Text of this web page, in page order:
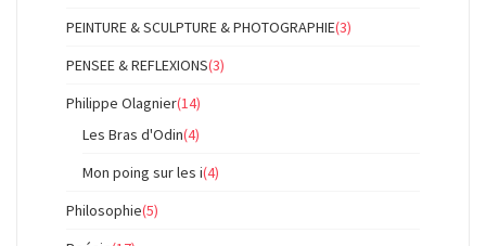
PEINTURE & SCULPTURE & PHOTOGRAPHIE(3)
PENSEE & REFLEXIONS(3)
Philippe Olagnier(14)
Les Bras d'Odin(4)
Mon poing sur les i(4)
Philosophie(5)